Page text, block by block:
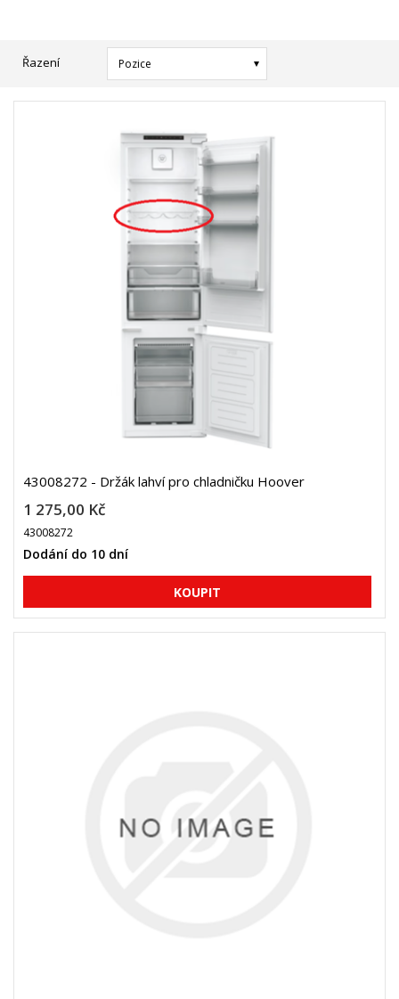
Řazení Pozice
43008272 - Držák lahví pro chladničku Hoover
1 275,00 Kč
43008272
Dodání do 10 dní